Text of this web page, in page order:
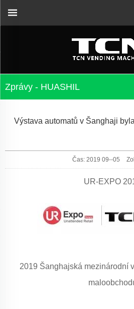
Zprávy - HUASHIL
Výstava automatů v Šanghaji
Čas: 2019 09--05
UR-EXPO
2019 Šanghajská mezinárodní
problémů bez ohledu